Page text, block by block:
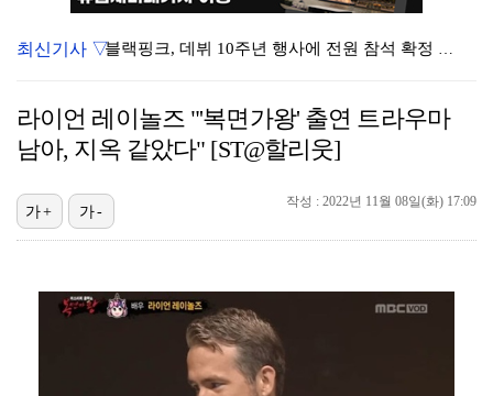
블랙핑크, 데뷔 10주년 행사에 전원 참석 확정 [공식…
블랙핑크, 완전체 10주년 행사 성사됐지만…'40명만 …
김주형, PGA 윈덤 챔피언십 1R 공동 11위…임성재…
UEFA, 인판티노 회장 사퇴 압박 유지…"월드컵 보이…
최신기사 ▽
라이언 레이놀즈 "'복면가왕' 출연 트라우마
남아, 지옥 같았다" [ST@할리웃]
작성 : 2022년 11월 08일(화) 17:09
가+ 가-